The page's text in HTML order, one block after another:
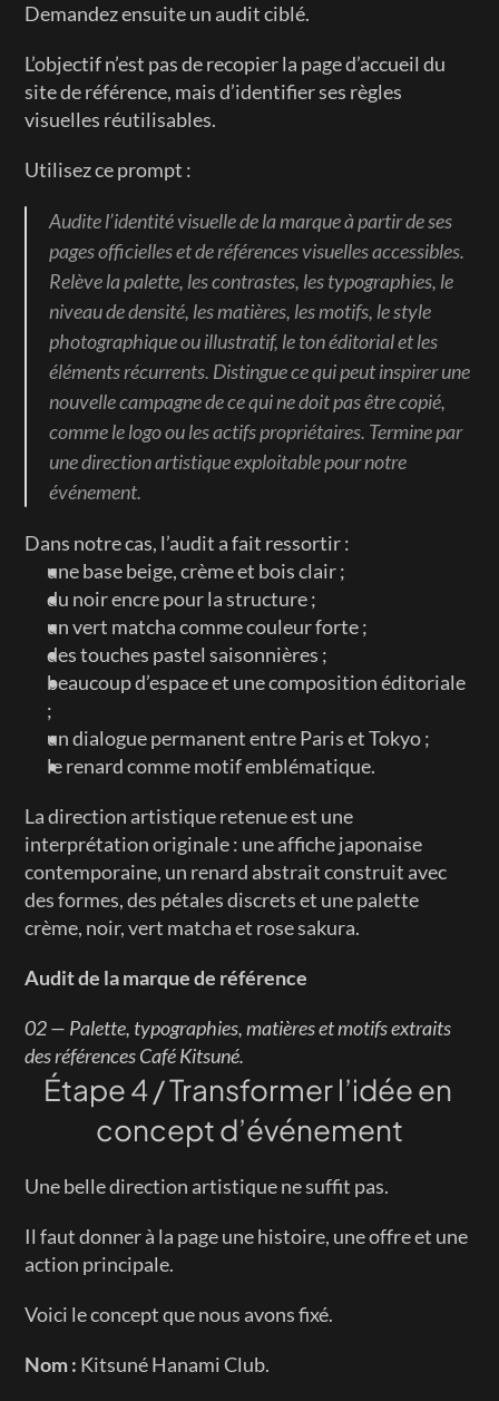
Demandez ensuite un audit ciblé.
L’objectif n’est pas de recopier la page d’accueil du
site de référence, mais d’identifier ses règles
visuelles réutilisables.
Utilisez ce prompt :
Audite l’identité visuelle de la marque à partir de ses
pages officielles et de références visuelles accessibles.
Relève la palette, les contrastes, les typographies, le
niveau de densité, les matières, les motifs, le style
photographique ou illustratif, le ton éditorial et les
éléments récurrents. Distingue ce qui peut inspirer une
nouvelle campagne de ce qui ne doit pas être copié,
comme le logo ou les actifs propriétaires. Termine par
une direction artistique exploitable pour notre
événement.
Dans notre cas, l’audit a fait ressortir :
une base beige, crème et bois clair ;
du noir encre pour la structure ;
un vert matcha comme couleur forte ;
des touches pastel saisonnières ;
beaucoup d’espace et une composition éditoriale
;
un dialogue permanent entre Paris et Tokyo ;
le renard comme motif emblématique.
La direction artistique retenue est une
interprétation originale : une affiche japonaise
contemporaine, un renard abstrait construit avec
des formes, des pétales discrets et une palette
crème, noir, vert matcha et rose sakura.
Audit de la marque de référence
02 — Palette, typographies, matières et motifs extraits
des références Café Kitsuné.
Étape 4 / Transformer l’idée en
concept d’événement
Une belle direction artistique ne suffit pas.
Il faut donner à la page une histoire, une offre et une
action principale.
Voici le concept que nous avons fixé.
Nom : Kitsuné Hanami Club.